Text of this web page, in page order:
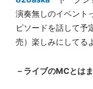
演奏無しのイベント
ピソードを話して予
売）楽しみにしてる
－ライブのMCとは